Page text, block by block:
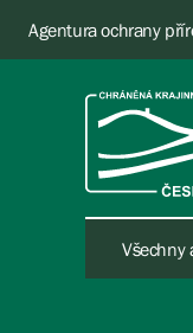
Agentura ochrany
Všechny